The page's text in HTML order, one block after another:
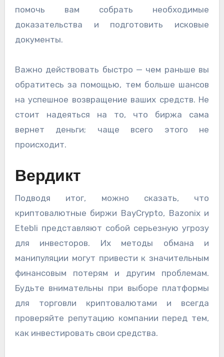
помочь вам собрать необходимые
доказательства и подготовить исковые
документы.
Важно действовать быстро — чем раньше вы
обратитесь за помощью, тем больше шансов
на успешное возвращение ваших средств. Не
стоит надеяться на то, что биржа сама
вернет деньги; чаще всего этого не
происходит.
Вердикт
Подводя итог, можно сказать, что
криптовалютные биржи BayCrypto, Bazonix и
Etebli представляют собой серьезную угрозу
для инвесторов. Их методы обмана и
манипуляции могут привести к значительным
финансовым потерям и другим проблемам.
Будьте внимательны при выборе платформы
для торговли криптовалютами и всегда
проверяйте репутацию компании перед тем,
как инвестировать свои средства.